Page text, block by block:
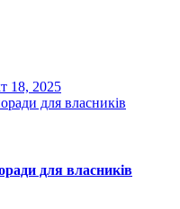
18, 2025
для власників